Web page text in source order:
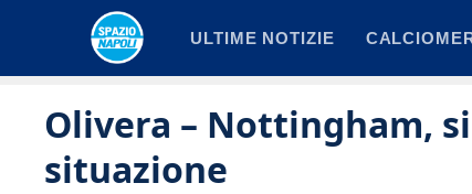
ULTIME NOTIZIE
Olivera – Nottingham,
situazione